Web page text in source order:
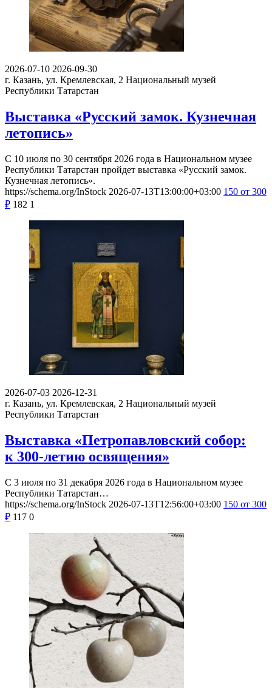
2026-07-10 2026-09-30
г. Казань, ул. Кремлевская, 2 Национальный музей
Республики Татарстан
Выставка «Русский замок. Кузнечная
летопись»
С 10 июля по 30 сентября 2026 года в Национальном музее
Республики Татарстан пройдет выставка «Русский замок.
Кузнечная летопись».
https://schema.org/InStock 2026-07-13T13:00:00+03:00 150 от 300
₽ 182 1
2026-07-03 2026-12-31
г. Казань, ул. Кремлевская, 2 Национальный музей
Республики Татарстан
Выставка «Петропавловский собор:
к 300-летию освящения»
С 3 июля по 31 декабря 2026 года в Национальном музее
Республики Татарстан…
https://schema.org/InStock 2026-07-13T12:56:00+03:00 150 от 300
₽ 117 0